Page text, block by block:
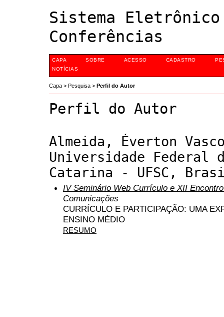
Sistema
Conferências
CAPA SOBRE ACESSO CADASTRO
NOTÍCIAS
Capa > Pesquisa > Perfil do Autor
Perfil do Autor
Almeida, Éverton
Universidade Federal
Catarina - UFSC,
IV Seminário Web Currículo e XII
Comunicações
CURRÍCULO E PARTICIPAÇÃO: UMA
ENSINO MÉDIO
RESUMO